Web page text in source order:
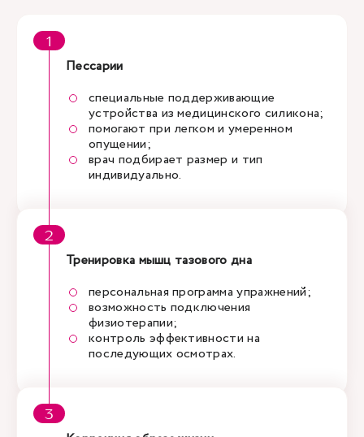
Пессарии
специальные поддерживающие
устройства из медицинского силикона;
помогают при легком и умеренном
опущении;
врач подбирает размер и тип
индивидуально.
Тренировка мышц тазового дна
персональная программа упражнений;
возможность подключения
физиотерапии;
контроль эффективности на
последующих осмотрах.